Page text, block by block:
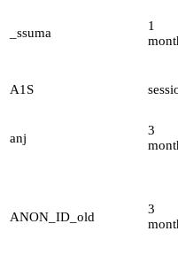
_ssuma
1
A1S
anj
3
ANON_ID_old
3